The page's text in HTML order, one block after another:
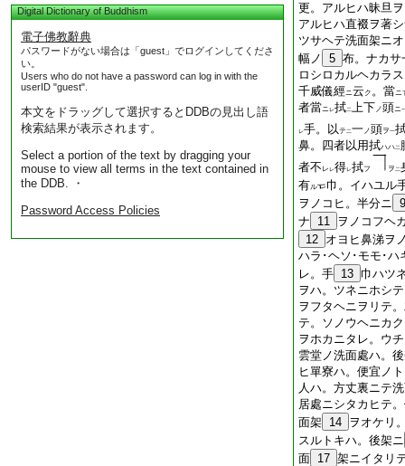
Digital Dictionary of Buddhism
電子佛教辭典
パスワードがない場合は「guest」でログインしてくださ
い。
Users who do not have a password can log in with the
userID "guest".
本文をドラッグして選択するとDDBの見出し語
検索結果が表示されます。
Select a portion of the text by dragging your
mouse to view all terms in the text contained in
the DDB. ・
Password Access Policies
更。アルヒハ昧旦
アルヒハ直裰ヲ著
ツサヘテ洗面架ニ
幅ノ
5 布。ナカサ
ロシロカルヘカラ
千威儀經ニ云 ク 。當ニ
者當ニレ拭二上下ノ頭ニ
レ手。以テ二一ノ頭ヲ一
鼻。四者以用拭ハハ二
者不 レ レ得レ拭フ ヲ 二
有ル
巾。イハユル
ヲノコヒ。半分ニ 9
ナ
11 ヲノコフヘ
12 オヨヒ鼻涕ヲ
ハラ･ヘソ･モモ･ハ
レ。手 13 巾ハツ
ヲハ。ツネニホシ
ヲフタヘニヲリテ
テ。ソノウヘニカ
ヲホカニタレ。ウ
雲堂ノ洗面處ハ。
ヒ單寮ハ。便宜ノ
人ハ。方丈裏ニテ
居處ニシタカヒテ
面架 14 ヲオケリ
スルトキハ。後架ニ
面 17 架ニイタリ